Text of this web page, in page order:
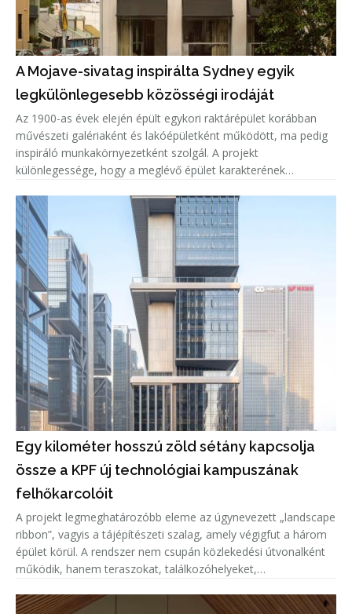
A Mojave-sivatag inspirálta Sydney egyik
legkülönlegesebb közösségi irodáját
Az 1900-as évek elején épült egykori raktárépület korábban
művészeti galériaként és lakóépületként működött, ma pedig
inspiráló munkakörnyezetként szolgál. A projekt
különlegessége, hogy a meglévő épület karakterének
Mojave-sivatag színe
Egy kilométer hosszú zöld sétány kapcsolja
össze a KPF új technológiai kampuszának
felhőkarcolóit
A projekt legmeghatározóbb eleme az úgynevezett „landscape
ribbon”, vagyis a tájépítészeti szalag, amely végigfut a három
épület körül. A rendszer nem csupán közlekedési útvonalként
működik, hanem teraszokat, találkozóhelyeket,
között teljes és